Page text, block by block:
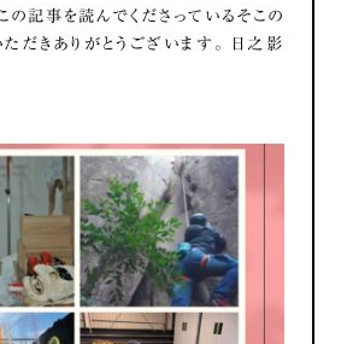
記事を読んでくださっているそこの
だきありがとうございます。 日之影